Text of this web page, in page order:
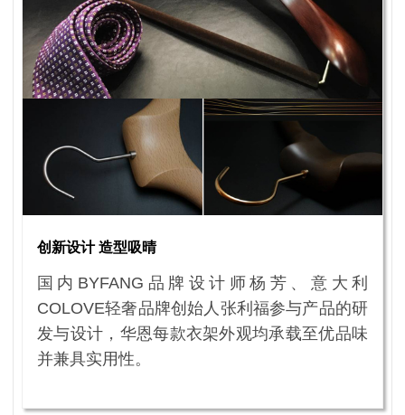
创新设计 造型吸晴
国内BYFANG品牌设计师杨芳、意大利
COLOVE轻奢品牌创始人张利福参与产品的研
发与设计，华恩每款衣架外观均承载至优品味
并兼具实用性。